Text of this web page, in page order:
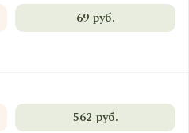
69 руб.
562 руб.